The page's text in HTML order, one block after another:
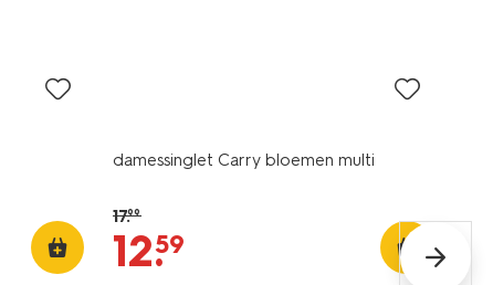
damessinglet Carry bloemen multi
17.99
12.
59